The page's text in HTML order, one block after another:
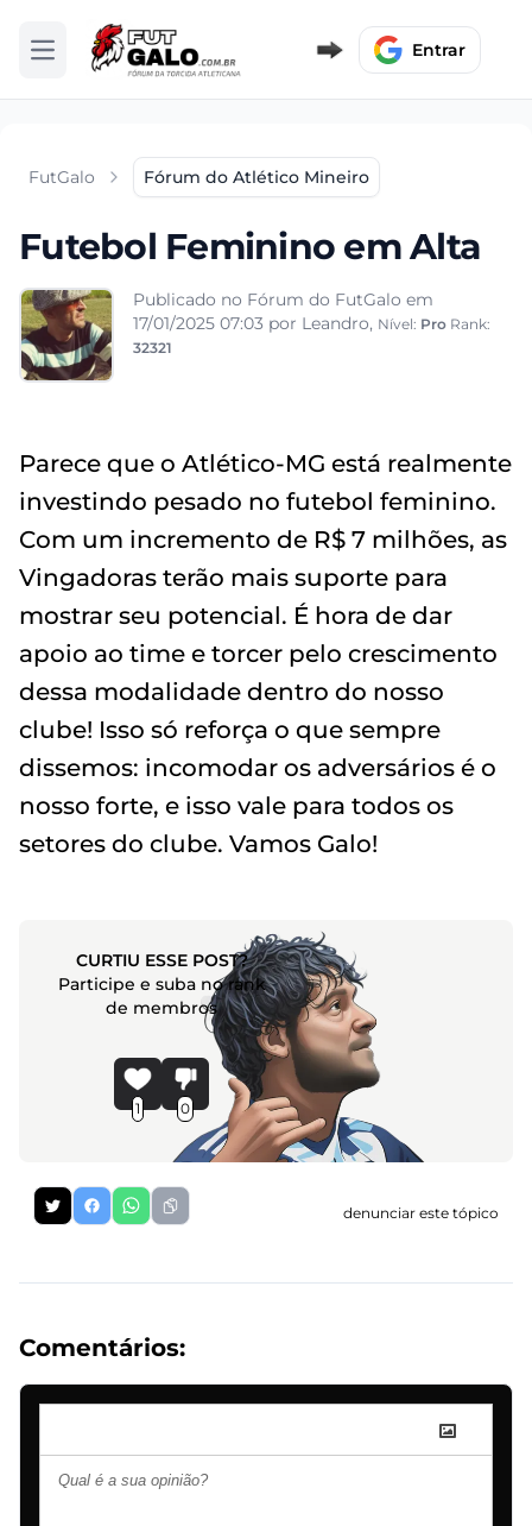
Abrir menu Entrar
FutGalo Fórum do Atlético Mineiro
Futebol Feminino em Alta
Publicado no Fórum do FutGalo em
17/01/2025 07:03 por Leandro, Nível: Pro Rank:
32321
Parece que o Atlético-MG está realmente
investindo pesado no futebol feminino.
Com um incremento de R$ 7 milhões, as
Vingadoras terão mais suporte para
mostrar seu potencial. É hora de dar
apoio ao time e torcer pelo crescimento
dessa modalidade dentro do nosso
clube! Isso só reforça o que sempre
dissemos: incomodar os adversários é o
nosso forte, e isso vale para todos os
setores do clube. Vamos Galo!
CURTIU ESSE POST?
Participe e suba no rank
de membros
1 0
denunciar este tópico
Comentários: